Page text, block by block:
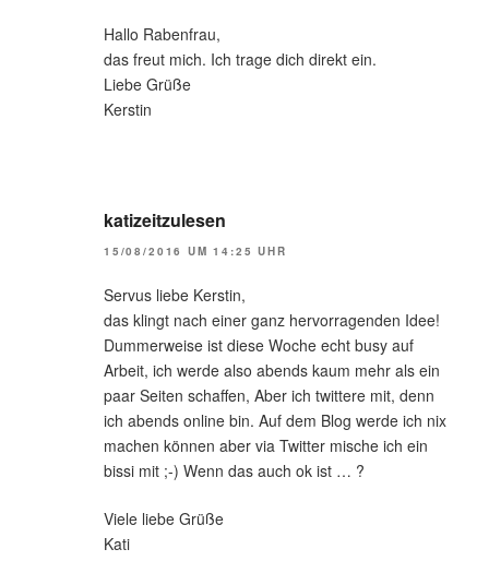
Hallo Rabenfrau,
das freut mich. Ich trage dich direkt ein.
Liebe Grüße
Kerstin
katizeitzulesen
15/08/2016 UM 14:25 UHR
Servus liebe Kerstin,
das klingt nach einer ganz hervorragenden Idee!
Dummerweise ist diese Woche echt busy auf
Arbeit, ich werde also abends kaum mehr als ein
paar Seiten schaffen, Aber ich twittere mit, denn
ich abends online bin. Auf dem Blog werde ich nix
machen können aber via Twitter mische ich ein
bissi mit ;-) Wenn das auch ok ist … ?
Viele liebe Grüße
Kati